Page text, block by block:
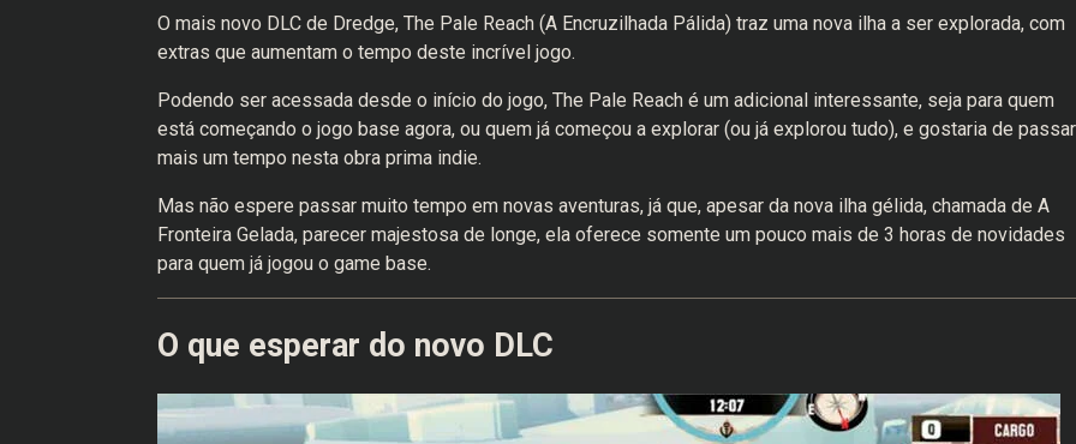
O mais novo DLC de Dredge, The Pale Reach (A Encruzilhada Pálida) traz uma nova ilha a ser explorada, com
extras que aumentam o tempo deste incrível jogo.
Podendo ser acessada desde o início do jogo, The Pale Reach é um adicional interessante, seja para quem
está começando o jogo base agora, ou quem já começou a explorar (ou já explorou tudo), e gostaria de passar
mais um tempo nesta obra prima indie.
Mas não espere passar muito tempo em novas aventuras, já que, apesar da nova ilha gélida, chamada de A
Fronteira Gelada, parecer majestosa de longe, ela oferece somente um pouco mais de 3 horas de novidades
para quem já jogou o game base.
O que esperar do novo DLC